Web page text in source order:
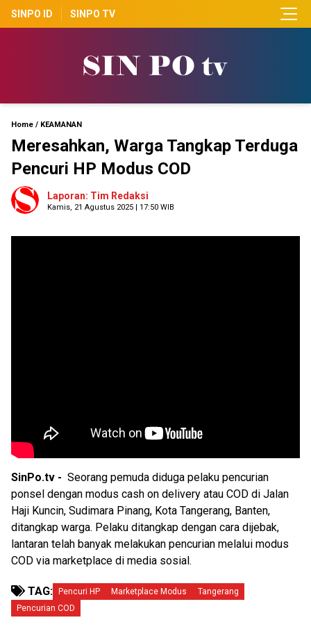
SINPO ID SINPO TV
Home / KEAMANAN
Meresahkan, Warga Tangkap Terduga
Pencuri HP Modus COD
Laporan: Tim Redaksi
Kamis, 21 Agustus 2025 | 17:50 WIB
SinPo.tv - Seorang pemuda diduga pelaku pencurian
ponsel dengan modus cash on delivery atau COD di Jalan
Haji Kuncin, Sudimara Pinang, Kota Tangerang, Banten,
ditangkap warga. Pelaku ditangkap dengan cara dijebak,
lantaran telah banyak melakukan pencurian melalui modus
COD via marketplace di media sosial.
TAG: Pencuri HP Marketplace Modus
Tangerang
Pencurian COD